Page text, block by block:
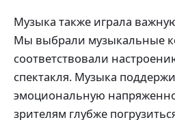
Музыка также играла
Мы выбрали музыкальные
соответствовали
спектакля. Музыка
эмоциональную
зрителям глубже